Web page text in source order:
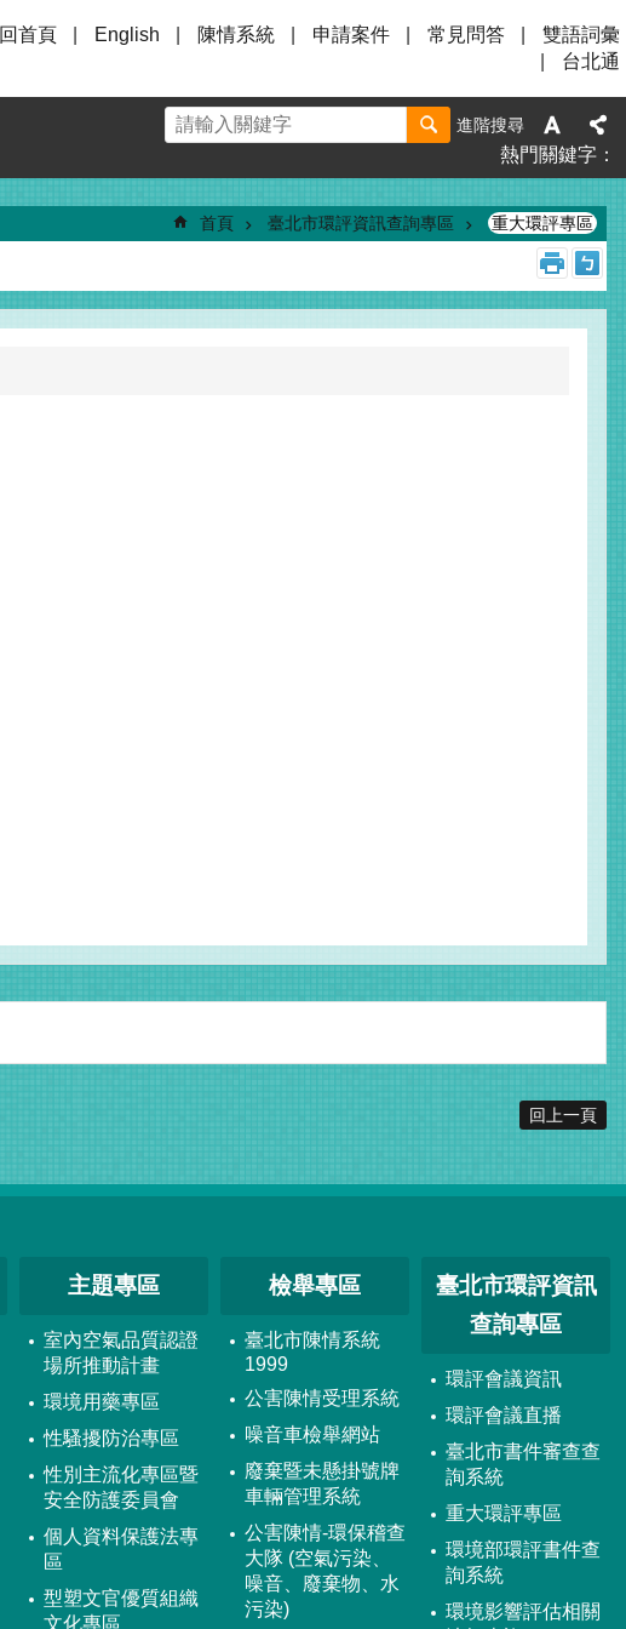
回首頁 English 陳情系統 申請案件 常見問答
雙語詞彙
台北通
進階搜尋
熱門關鍵字
首頁 臺北市環評資訊查詢專區 重大環評專區
回上一頁
主題專區
室內空氣品質認證
場所推動計畫
環境用藥專區
性騷擾防治專區
性別主流化專區暨
安全防護委員會
個人資料保護法專
區
型塑文官優質組織
文化專區
檢舉專區
臺北市陳情系統
1999
公害陳情受理系統
噪音車檢舉網站
廢棄暨未懸掛號牌
車輛管理系統
公害陳情-環保稽查
大隊 (空氣污染、
噪音、廢棄物、水
污染)
臺北市環評資訊
查詢專區
環評會議資訊
環評會議直播
臺北市書件審查查
詢系統
重大環評專區
環境部環評書件查
詢系統
環境影響評估相關